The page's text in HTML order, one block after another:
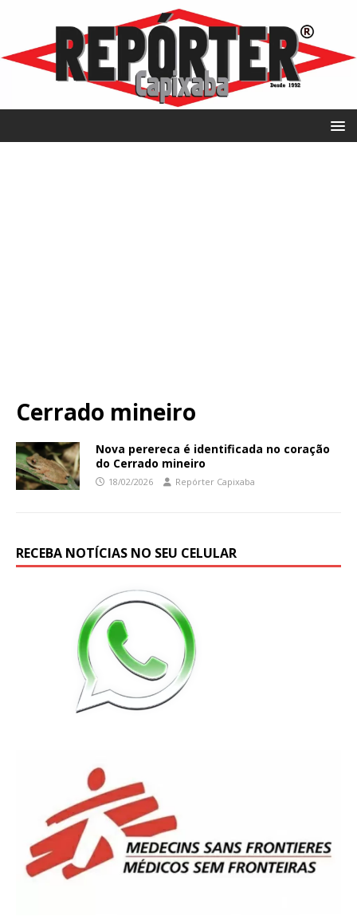
Cerrado mineiro
Nova perereca é identificada no coração
do Cerrado mineiro
18/02/2026 Repórter Capixaba
RECEBA NOTÍCIAS NO SEU CELULAR